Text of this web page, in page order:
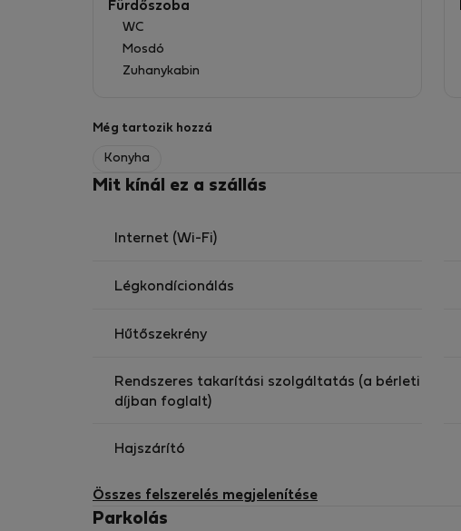
Fürdőszoba
WC
Mosdó
Zuhanykabin
Még tartozik hozzá
Konyha
Mit kínál ez a szállás
Internet (Wi-Fi)
Légkondícionálás
Hűtőszekrény
Rendszeres takarítási szolgáltatás (a bérleti
díjban foglalt)
Hajszárító
Összes felszerelés megjelenítése
Parkolás